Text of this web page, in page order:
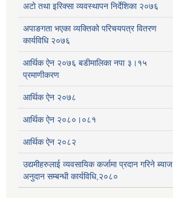
अटो तथा इरिक्सा व्यवस्थापन निर्देशिका २०७६
अपाङगता भएका व्यक्तिको परिचयपत्र वितरण
कार्यविधि २०७६
आर्थिक ऐन २०७६ बडीमालिका नपा ३।१५
प्रमाणीकरण
आर्थिक ऐन २०७८
आर्थिक ऐन २०८०।०८१
आर्थिक ऐन २०८२
उद्यमीहरुलाई व्यवसायिक कर्जामा प्रदान गरिने ब्याज
अनुदान सम्बन्धी कार्यविधि,२०८०